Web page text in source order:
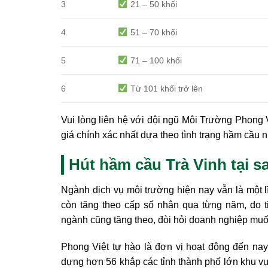
3 21 – 50 khối
4 51 – 70 khối
5 71 – 100 khối
6 Từ 101 khối trở lên
Vui lòng liên hệ với đội ngũ Môi Trường Phong
giá chính xác nhất dựa theo tình trạng hầm cầu
Hút hầm cầu Trà Vinh tại
Ngành dịch vụ môi trường hiện nay vẫn là
còn tăng theo cấp số nhân qua từng năm, do
ngành cũng tăng theo, đòi hỏi doanh nghiệp
Phong Việt tự hào là đơn vị hoạt động đến
dựng hơn 56 khắp các tỉnh thành phố lớn khu